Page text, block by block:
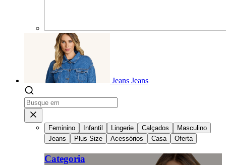
Jeans Jeans
Feminino Infantil Lingerie Calçados
Masculino
Jeans
Plus Size Acessórios Casa Oferta
Categoria